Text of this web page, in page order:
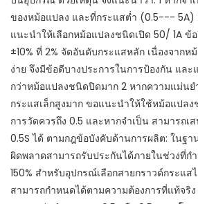
ของหม้อแปลง และที่กระแสต่ำ (0.5--- 5A)
แนะนำให้เลือกหม้อแปลงชนิดเปิด 50/ 1A ข้
±10% ที่ 2% จัดอันดับกระแสหลัก เนื่องจาก
ง่าย จึงมีข้อดีบางประการในการป้องกัน และ
กว่าหม้อแปลงชนิดปิดมาก 2 หากความแม่น
กระแสเล็กสูงมาก ขอแนะนำให้ใช้หม้อแปล
การวัดควรถึง 0.5 และหากจำเป็น สามารถ
0.5S ได้ ตามกฎข้อบังคับด้านการผลิต: ในฐ
ผิดพลาดสามารถรับประกันได้ภายในช่วงที่ก
150% สำหรับอุปกรณ์เลือกสายกราวด์กระแ
สามารถกำหนดได้ตามความต้องการที่แท้จริ